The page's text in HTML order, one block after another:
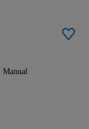
Manual